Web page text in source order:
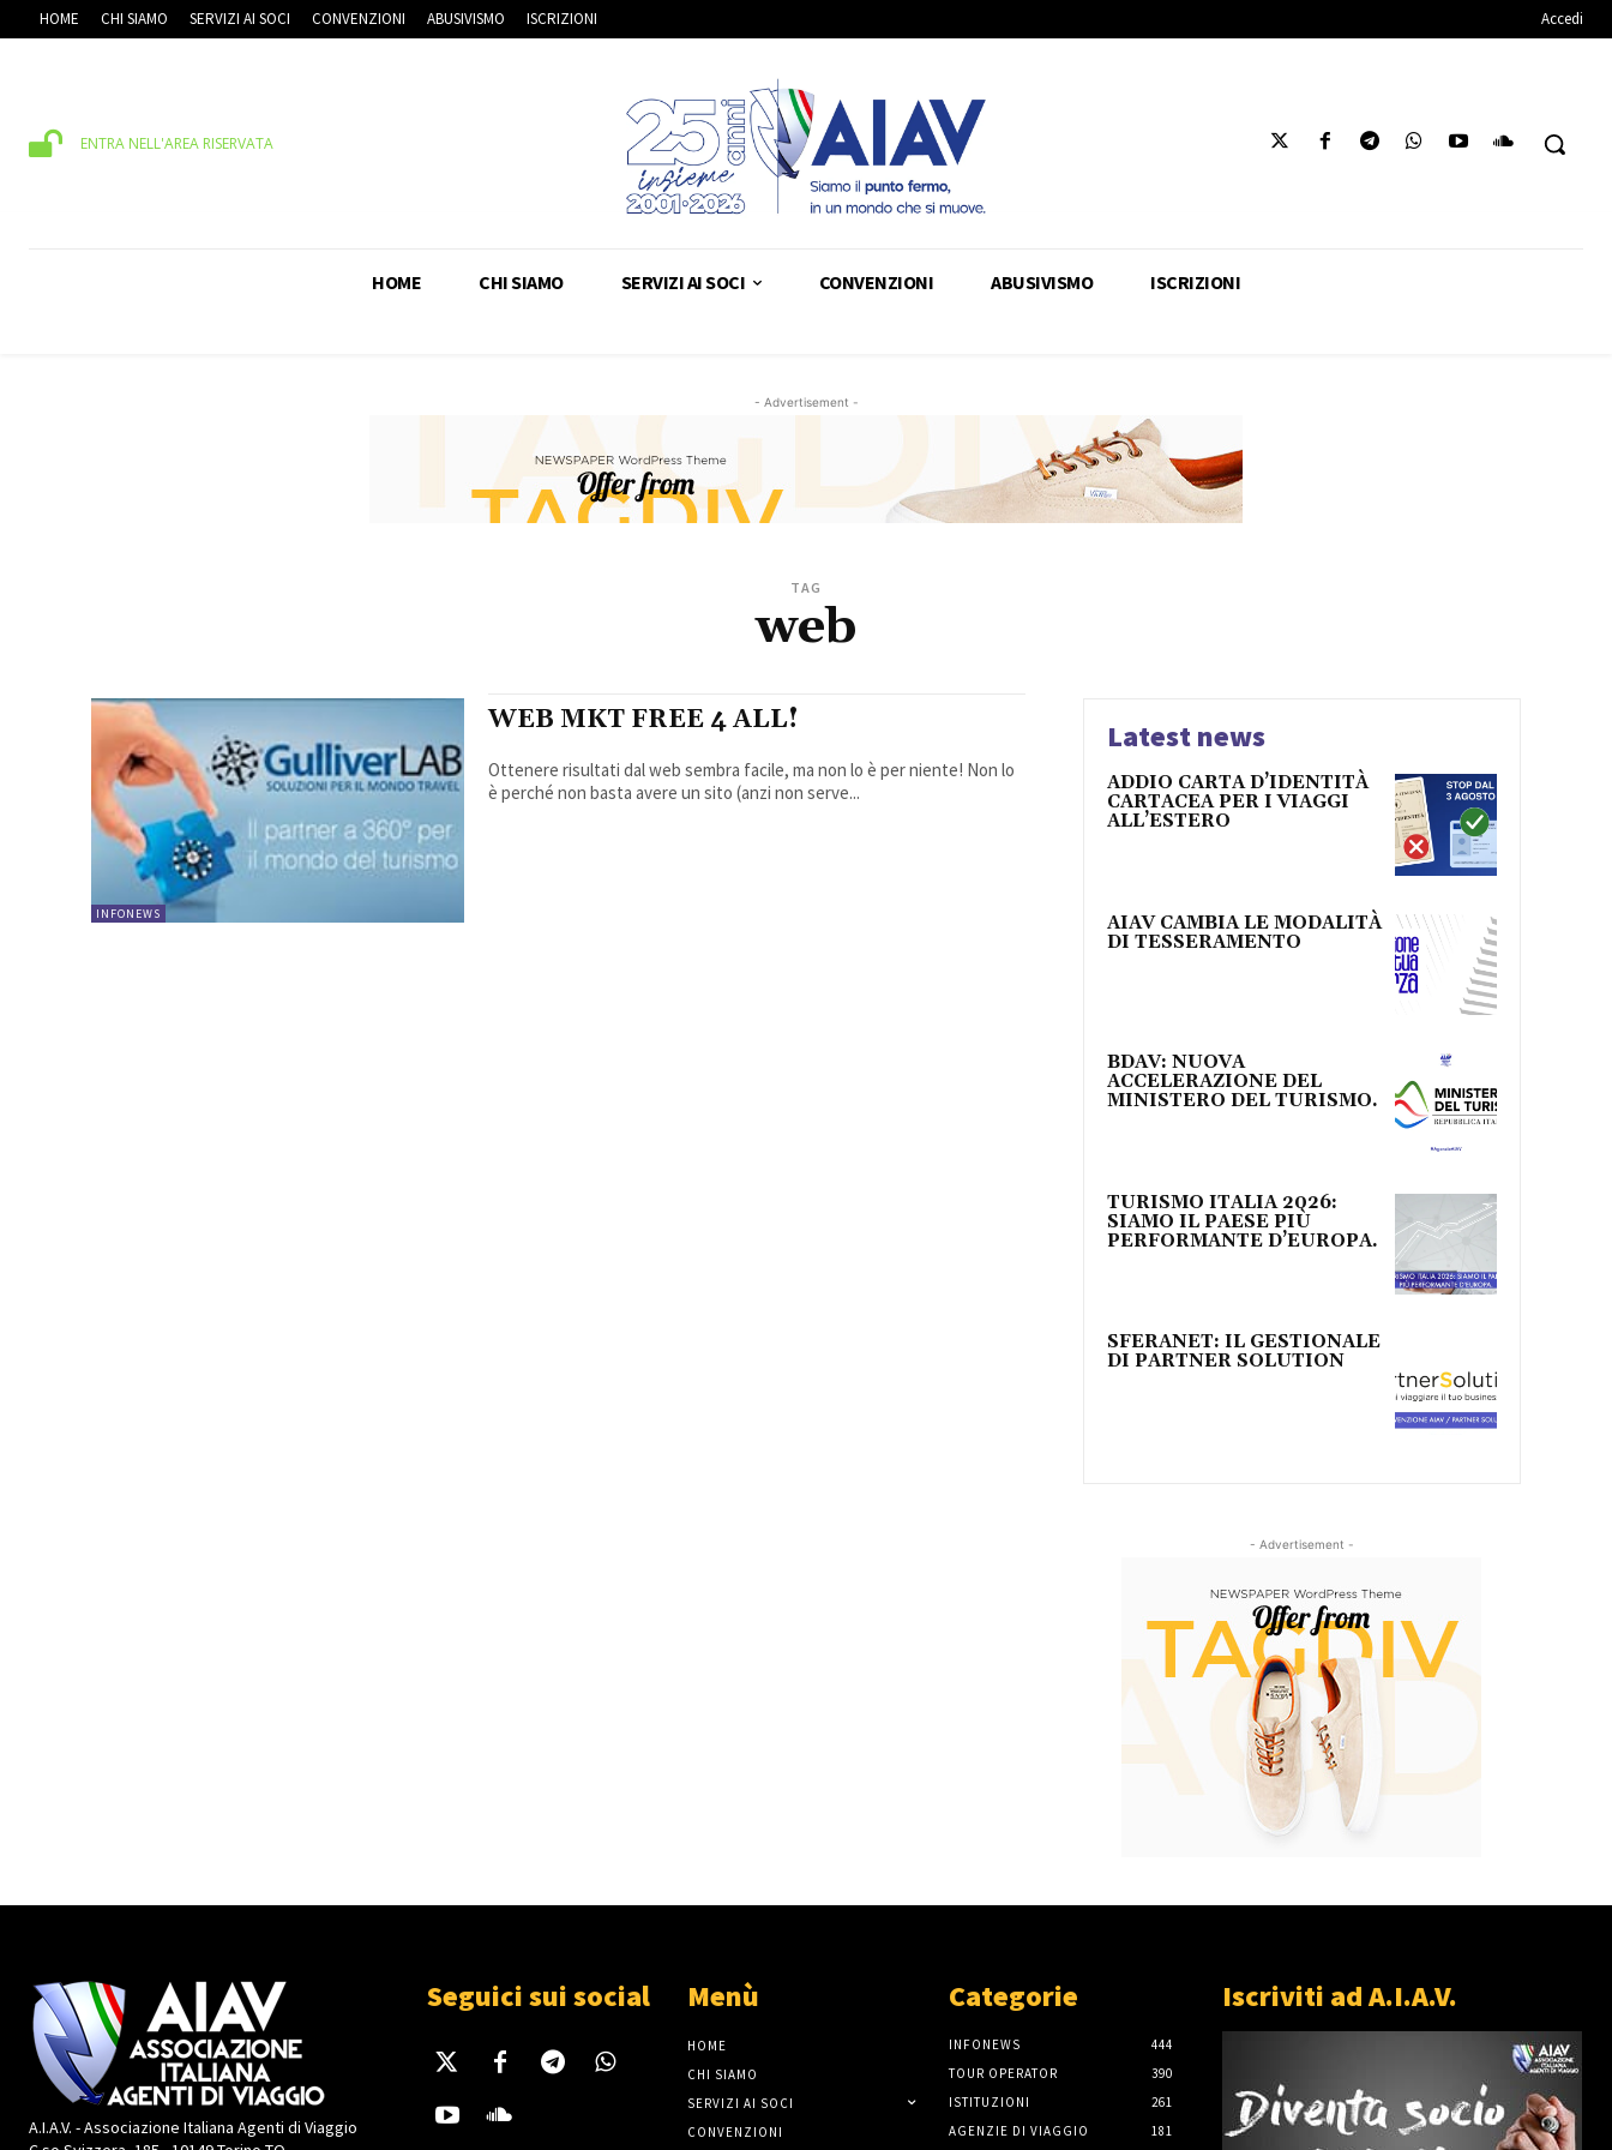
HOME CHI SIAMO SERVIZI AI SOCI CONVENZIONI ABUSIVISMO ISCRIZIONI Accedi
ENTRA NELL'AREA RISERVATA
HOME CHI SIAMO SERVIZI AI SOCI CONVENZIONI ABUSIVISMO ISCRIZIONI
- Advertisement -
TAG
web
INFONEWS
WEB MKT FREE 4 ALL!
Ottenere risultati dal web sembra facile, ma non lo è per niente! Non lo
è perché non basta avere un sito (anzi non serve...
Latest news
ADDIO CARTA D’IDENTITÀ
CARTACEA PER I VIAGGI
ALL’ESTERO
AIAV CAMBIA LE MODALITÀ
DI TESSERAMENTO
BDAV: NUOVA
ACCELERAZIONE DEL
MINISTERO DEL TURISMO.
TURISMO ITALIA 2026:
SIAMO IL PAESE PIÙ
PERFORMANTE D’EUROPA.
SFERANET: IL GESTIONALE
DI PARTNER SOLUTION
- Advertisement -
A.I.A.V. - Associazione Italiana Agenti di Viaggio
Seguici sui social Menù
HOME
CHI SIAMO
SERVIZI AI SOCI
CONVENZIONI
Categorie
INFONEWS
444
TOUR OPERATOR
390
ISTITUZIONI
261
AGENZIE DI VIAGGIO
181
Iscriviti ad A.I.A.V.